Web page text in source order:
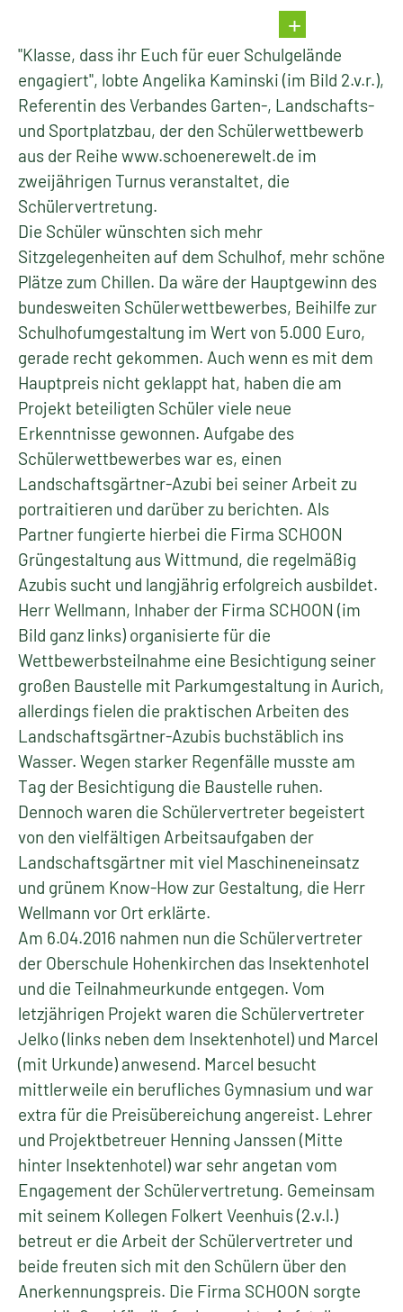
"Klasse, dass ihr Euch für euer Schulgelände
engagiert", lobte Angelika Kaminski (im Bild 2.v.r.),
Referentin des Verbandes Garten-, Landschafts-
und Sportplatzbau, der den Schülerwettbewerb
aus der Reihe www.schoenerewelt.de im
zweijährigen Turnus veranstaltet, die
Schülervertretung.
Die Schüler wünschten sich mehr
Sitzgelegenheiten auf dem Schulhof, mehr schöne
Plätze zum Chillen. Da wäre der Hauptgewinn des
bundesweiten Schülerwettbewerbes, Beihilfe zur
Schulhofumgestaltung im Wert von 5.000 Euro,
gerade recht gekommen. Auch wenn es mit dem
Hauptpreis nicht geklappt hat, haben die am
Projekt beteiligten Schüler viele neue
Erkenntnisse gewonnen. Aufgabe des
Schülerwettbewerbes war es, einen
Landschaftsgärtner-Azubi bei seiner Arbeit zu
portraitieren und darüber zu berichten. Als
Partner fungierte hierbei die Firma SCHOON
Grüngestaltung aus Wittmund, die regelmäßig
Azubis sucht und langjährig erfolgreich ausbildet.
Herr Wellmann, Inhaber der Firma SCHOON (im
Bild ganz links) organisierte für die
Wettbewerbsteilnahme eine Besichtigung seiner
großen Baustelle mit Parkumgestaltung in Aurich,
allerdings fielen die praktischen Arbeiten des
Landschaftsgärtner-Azubis buchstäblich ins
Wasser. Wegen starker Regenfälle musste am
Tag der Besichtigung die Baustelle ruhen.
Dennoch waren die Schülervertreter begeistert
von den vielfältigen Arbeitsaufgaben der
Landschaftsgärtner mit viel Maschineneinsatz
und grünem Know-How zur Gestaltung, die Herr
Wellmann vor Ort erklärte.
Am 6.04.2016 nahmen nun die Schülervertreter
der Oberschule Hohenkirchen das Insektenhotel
und die Teilnahmeurkunde entgegen. Vom
letzjährigen Projekt waren die Schülervertreter
Jelko (links neben dem Insektenhotel) und Marcel
(mit Urkunde) anwesend. Marcel besucht
mittlerweile ein berufliches Gymnasium und war
extra für die Preisübereichung angereist. Lehrer
und Projektbetreuer Henning Janssen (Mitte
hinter Insektenhotel) war sehr angetan vom
Engagement der Schülervertretung. Gemeinsam
mit seinem Kollegen Folkert Veenhuis (2.v.l.)
betreut er die Arbeit der Schülervertreter und
beide freuten sich mit den Schülern über den
Anerkennungspreis. Die Firma SCHOON sorgte